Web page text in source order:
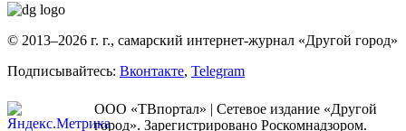
© 2013–2026 г. г., самарский интернет-журнал «Другой город»
Подписывайтесь: Вконтакте, Telegram
ООО «ТВпортал» | Сетевое издание «Другой
город». Зарегистрировано Роскомнадзором.